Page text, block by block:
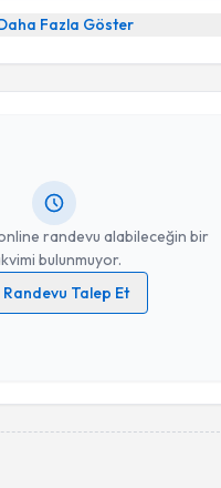
Fazla Göster
randevu alabileceğin bir
bulunmuyor.
Randevu Talep Et
ilişkinAydınlatma Metni
Talebini Gönder